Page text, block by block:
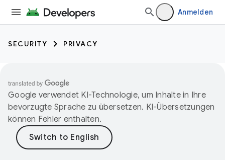
Anmelden
SECURITY PRIVACY
Google verwendet KI-Technologie, um Inhalte in Ihre
bevorzugte Sprache zu übersetzen. KI-Übersetzungen
können Fehler enthalten.